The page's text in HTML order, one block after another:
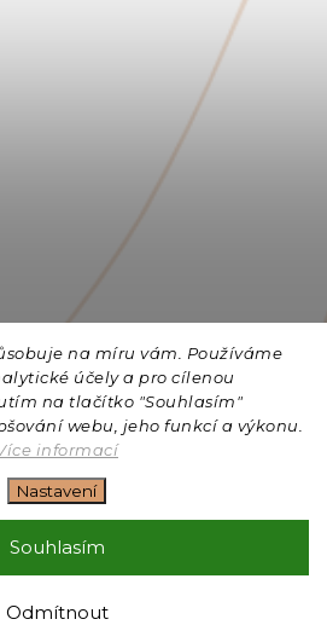
na míru vám. Používáme
účely a pro cílenou
na tlačítko "Souhlasím"
webu, jeho funkcí a výkonu.
informací
Nastavení
Odmítnout
Souhlasím
. Všechna práva vyhrazena.
nastavení cookies